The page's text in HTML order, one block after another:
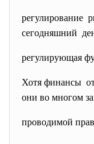
регулирование
сегодняшний
регулирующая
Хотя финансы
они во многом
проводимой